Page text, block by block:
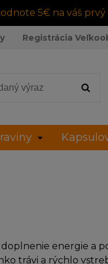
5€ na váš
Registrácia
energie a
trávi a rýchlo